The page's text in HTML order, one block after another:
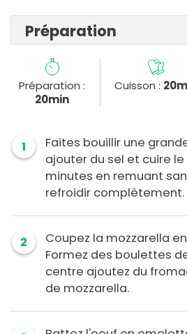
Préparation
Préparation :
20min
Cuisson :
1
Faites bouillir une
ajouter du sel et cuire le
minutes en remuant
refroidir complètement.
2
Coupez la mozzarella
Formez des boulettes
centre ajoutez du
de mozzarella.